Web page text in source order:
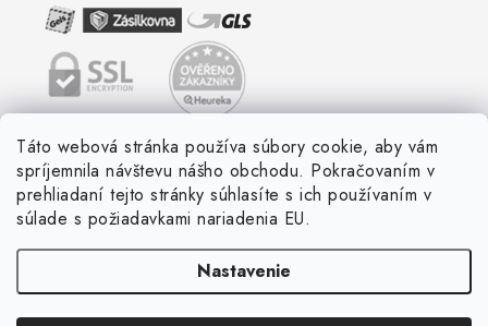
Táto webová stránka používa súbory cookie, aby vám
spríjemnila návštevu nášho obchodu. Pokračovaním v
prehliadaní tejto stránky súhlasíte s ich používaním v
súlade s požiadavkami nariadenia EU.
Nastavenie